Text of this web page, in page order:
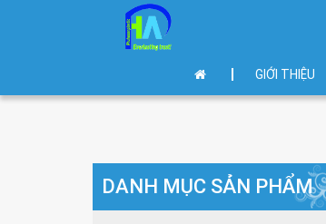
GIỚI THIỆU
DANH MỤC SẢN PHẨM